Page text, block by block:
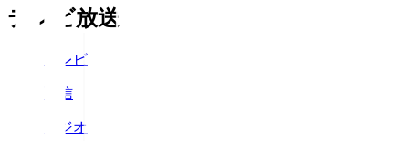
テレビ放送
テレビ
配信
ラジオ